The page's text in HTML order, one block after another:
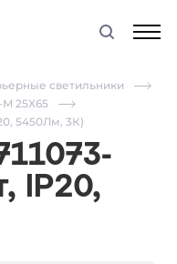
светильники
25X65
5450Лм, 3К)
IP20,